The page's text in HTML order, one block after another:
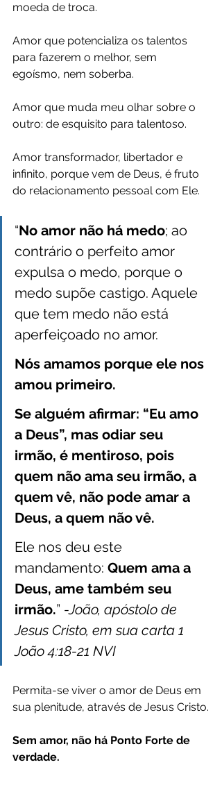
moeda de troca.
Amor que potencializa os talentos
para fazerem o melhor, sem
egoísmo, nem soberba.
Amor que muda meu olhar sobre o
outro: de esquisito para talentoso.
Amor transformador, libertador e
infinito, porque vem de Deus, é fruto
do relacionamento pessoal com Ele.
“No amor não há medo; ao
contrário o perfeito amor
expulsa o medo, porque o
medo supõe castigo. Aquele
que tem medo não está
aperfeiçoado no amor.
Nós amamos porque ele nos
amou primeiro.
Se alguém afirmar: “Eu amo
a Deus”, mas odiar seu
irmão, é mentiroso, pois
quem não ama seu irmão, a
quem vê, não pode amar a
Deus, a quem não vê.
Ele nos deu este
mandamento: Quem ama a
Deus, ame também seu
irmão.” ‭‭ -João, apóstolo de
Jesus Cristo, em sua carta 1
João‬ ‭4:18-21‬ ‭NVI
Permita-se viver o amor de Deus em
sua plenitude, através de Jesus Cristo.
Sem amor, não há Ponto Forte de
verdade.